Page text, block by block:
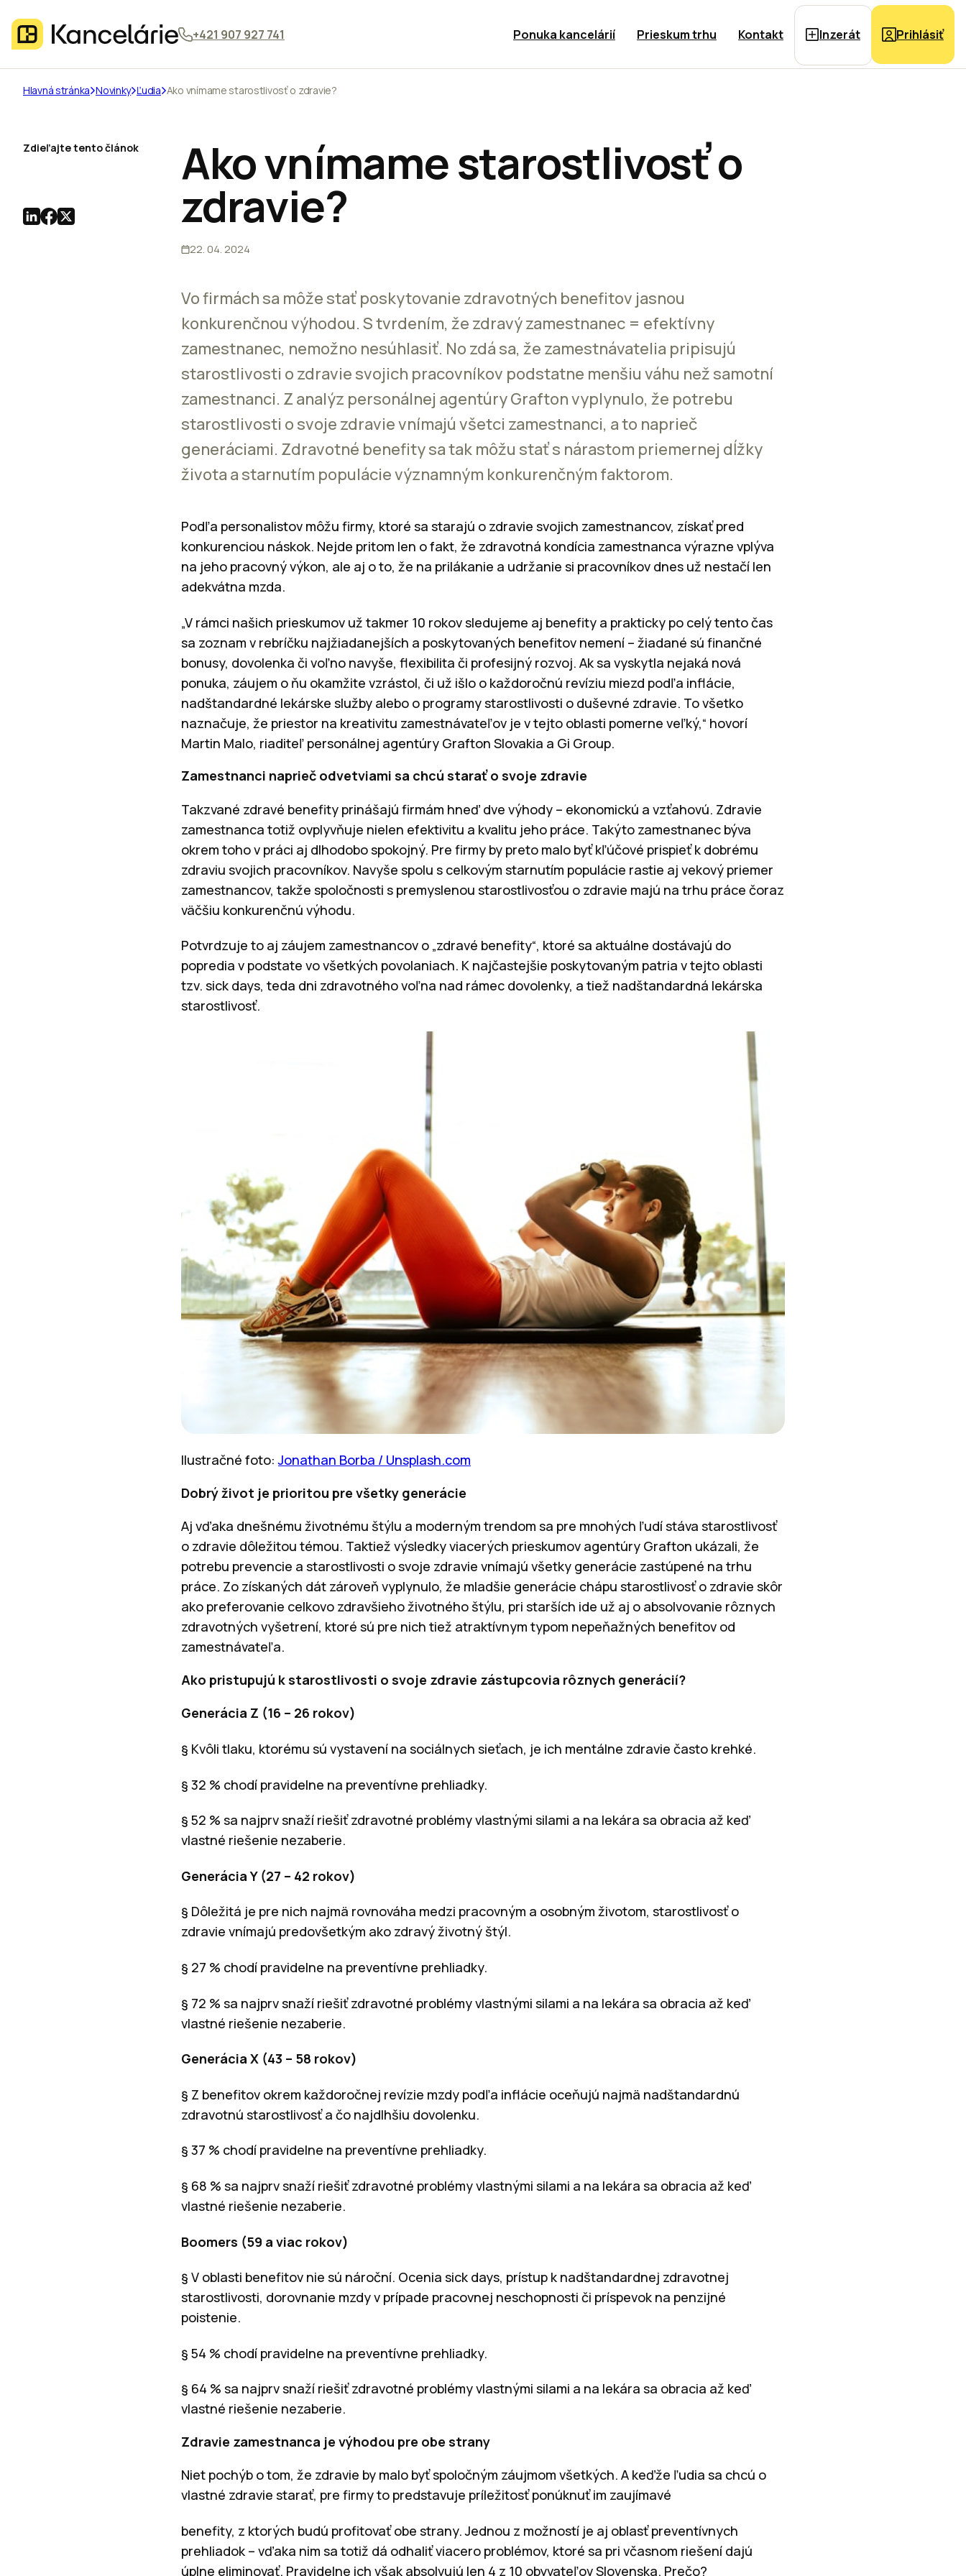
+421 907 927 741 Ponuka kancelárií Prieskum trhu Kontakt Inzerát Prihlásiť
Hlavná stránka Novinky Ľudia Ako vnímame starostlivosť o zdravie?
Ako vnímame starostlivosť o
zdravie?
22. 04. 2024
Vo firmách sa môže stať poskytovanie zdravotných benefitov jasnou
konkurenčnou výhodou. S tvrdením, že zdravý zamestnanec = efektívny
zamestnanec, nemožno nesúhlasiť. No zdá sa, že zamestnávatelia pripisujú
starostlivosti o zdravie svojich pracovníkov podstatne menšiu váhu než samotní
zamestnanci. Z analýz personálnej agentúry Grafton vyplynulo, že potrebu
starostlivosti o svoje zdravie vnímajú všetci zamestnanci, a to naprieč
generáciami. Zdravotné benefity sa tak môžu stať s nárastom priemernej dĺžky
života a starnutím populácie významným konkurenčným faktorom.
Podľa personalistov môžu firmy, ktoré sa starajú o zdravie svojich zamestnancov, získať pred
konkurenciou náskok. Nejde pritom len o fakt, že zdravotná kondícia zamestnanca výrazne vplýva
na jeho pracovný výkon, ale aj o to, že na prilákanie a udržanie si pracovníkov dnes už nestačí len
adekvátna mzda.
„V rámci našich prieskumov už takmer 10 rokov sledujeme aj benefity a prakticky po celý tento čas
sa zoznam v rebríčku najžiadanejších a poskytovaných benefitov nemení – žiadané sú finančné
bonusy, dovolenka či voľno navyše, flexibilita či profesijný rozvoj. Ak sa vyskytla nejaká nová
ponuka, záujem o ňu okamžite vzrástol, či už išlo o každoročnú revíziu miezd podľa inflácie,
nadštandardné lekárske služby alebo o programy starostlivosti o duševné zdravie. To všetko
naznačuje, že priestor na kreativitu zamestnávateľov je v tejto oblasti pomerne veľký,“ hovorí
Martin Malo, riaditeľ personálnej agentúry Grafton Slovakia a Gi Group.
Zamestnanci naprieč odvetviami sa chcú starať o svoje zdravie
Takzvané zdravé benefity prinášajú firmám hneď dve výhody – ekonomickú a vzťahovú. Zdravie
zamestnanca totiž ovplyvňuje nielen efektivitu a kvalitu jeho práce. Takýto zamestnanec býva
okrem toho v práci aj dlhodobo spokojný. Pre firmy by preto malo byť kľúčové prispieť k dobrému
zdraviu svojich pracovníkov. Navyše spolu s celkovým starnutím populácie rastie aj vekový priemer
zamestnancov, takže spoločnosti s premyslenou starostlivosťou o zdravie majú na trhu práce čoraz
väčšiu konkurenčnú výhodu.
Potvrdzuje to aj záujem zamestnancov o „zdravé benefity“, ktoré sa aktuálne dostávajú do
popredia v podstate vo všetkých povolaniach. K najčastejšie poskytovaným patria v tejto oblasti
tzv. sick days, teda dni zdravotného voľna nad rámec dovolenky, a tiež nadštandardná lekárska
starostlivosť.
Ilustračné foto:Jonathan Borba / Unsplash.com
Dobrý život je prioritou pre všetky generácie
Aj vďaka dnešnému životnému štýlu a moderným trendom sa pre mnohých ľudí stáva starostlivosť
o zdravie dôležitou témou. Taktiež výsledky viacerých prieskumov agentúry Grafton ukázali, že
potrebu prevencie a starostlivosti o svoje zdravie vnímajú všetky generácie zastúpené na trhu
práce. Zo získaných dát zároveň vyplynulo, že mladšie generácie chápu starostlivosť o zdravie skôr
ako preferovanie celkovo zdravšieho životného štýlu, pri starších ide už aj o absolvovanie rôznych
zdravotných vyšetrení, ktoré sú pre nich tiež atraktívnym typom nepeňažných benefitov od
zamestnávateľa.
Ako pristupujú k starostlivosti o svoje zdravie zástupcovia rôznych generácií?
Generácia Z (16 – 26 rokov)
§ Kvôli tlaku, ktorému sú vystavení na sociálnych sieťach, je ich mentálne zdravie často krehké.
§ 32 % chodí pravidelne na preventívne prehliadky.
§ 52 % sa najprv snaží riešiť zdravotné problémy vlastnými silami a na lekára sa obracia až keď
vlastné riešenie nezaberie.
Generácia Y (27 – 42 rokov)
§ Dôležitá je pre nich najmä rovnováha medzi pracovným a osobným životom, starostlivosť o
zdravie vnímajú predovšetkým ako zdravý životný štýl.
§ 27 % chodí pravidelne na preventívne prehliadky.
§ 72 % sa najprv snaží riešiť zdravotné problémy vlastnými silami a na lekára sa obracia až keď
vlastné riešenie nezaberie.
Generácia X (43 – 58 rokov)
§ Z benefitov okrem každoročnej revízie mzdy podľa inflácie oceňujú najmä nadštandardnú
zdravotnú starostlivosť a čo najdlhšiu dovolenku.
§ 37 % chodí pravidelne na preventívne prehliadky.
§ 68 % sa najprv snaží riešiť zdravotné problémy vlastnými silami a na lekára sa obracia až keď
vlastné riešenie nezaberie.
Boomers (59 a viac rokov)
§ V oblasti benefitov nie sú nároční. Ocenia sick days, prístup k nadštandardnej zdravotnej
starostlivosti, dorovnanie mzdy v prípade pracovnej neschopnosti či príspevok na penzijné
poistenie.
§ 54 % chodí pravidelne na preventívne prehliadky.
§ 64 % sa najprv snaží riešiť zdravotné problémy vlastnými silami a na lekára sa obracia až keď
vlastné riešenie nezaberie.
Zdravie zamestnanca je výhodou pre obe strany
Niet pochýb o tom, že zdravie by malo byť spoločným záujmom všetkých. A keďže ľudia sa chcú o
vlastné zdravie starať, pre firmy to predstavuje príležitosť ponúknuť im zaujímavé
benefity, z ktorých budú profitovať obe strany. Jednou z možností je aj oblasť preventívnych
prehliadok – vďaka nim sa totiž dá odhaliť viacero problémov, ktoré sa pri včasnom riešení dajú
úplne eliminovať. Pravidelne ich však absolvujú len 4 z 10 obyvateľov Slovenska. Prečo?
Zdieľajte tento článok